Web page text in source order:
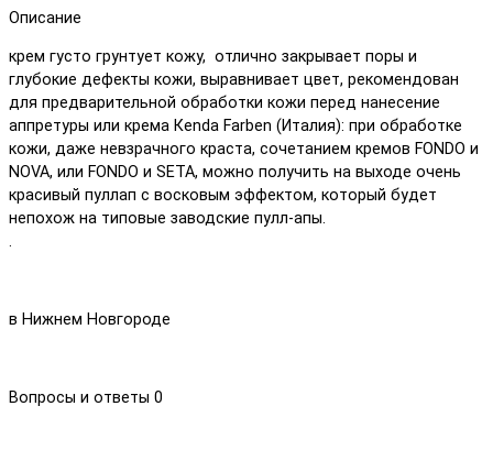
Описание
крем густо грунтует кожу, отлично закрывает поры и
глубокие дефекты кожи, выравнивает цвет, рекомендован
для предварительной обработки кожи перед нанесение
аппретуры или крема Кеnda Farben (Италия): при обработке
кожи, даже невзрачного краста, сочетанием кремов FONDO и
NOVA, или FONDO и SETA, можно получить на выходе очень
красивый пуллап с восковым эффектом, который будет
непохож на типовые заводские пулл-апы.
.
в Нижнем Новгороде
Вопросы и ответы 0